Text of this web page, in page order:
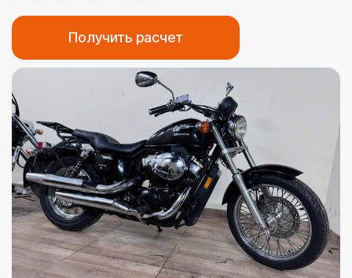
Получить расчет